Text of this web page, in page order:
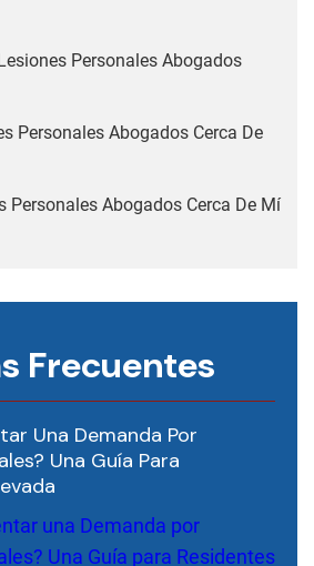
Personales Abogados
Personales Abogados Cerca De
Personales Abogados Cerca De Mí
Frecuentes
Una Demanda Por
Una Guía Para